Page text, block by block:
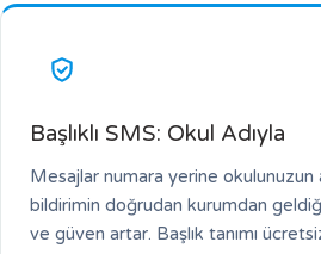
Başlıklı SMS: Okul Adıyla
Mesajlar numara yerine okulunuzun
bildirimin doğrudan kurumdan
ve güven artar. Başlık tanımı